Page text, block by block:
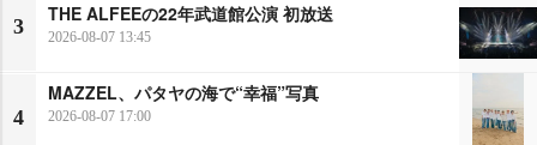
3
THE ALFEEの22年武道館公演 初放送
2026-08-07 13:45
4
MAZZEL、パタヤの海で“幸福”写真
2026-08-07 17:00